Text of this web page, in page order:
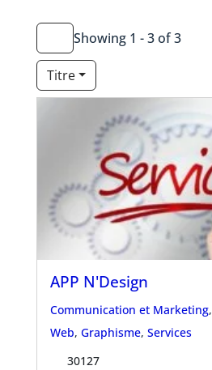
Showing 1 - 3 of 3
Titre
APP N'Design
Communication et Marketing,
Web, Graphisme, Services
30127